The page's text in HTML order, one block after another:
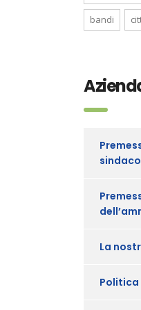
bandi
sindaco
La
Politica